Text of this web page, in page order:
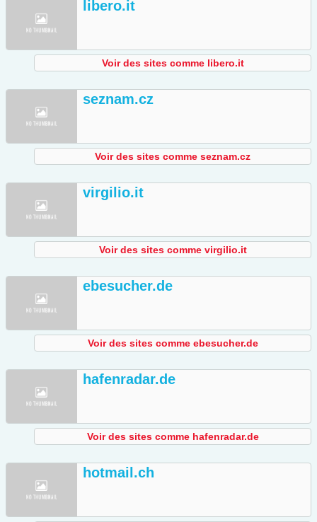
libero.it
Voir des sites comme libero.it
seznam.cz
Voir des sites comme seznam.cz
virgilio.it
Voir des sites comme virgilio.it
ebesucher.de
Voir des sites comme ebesucher.de
hafenradar.de
Voir des sites comme hafenradar.de
hotmail.ch